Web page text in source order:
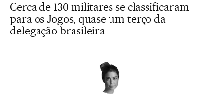
Cerca de 130 militares se classificaram
para os Jogos, quase um terço da
delegação brasileira